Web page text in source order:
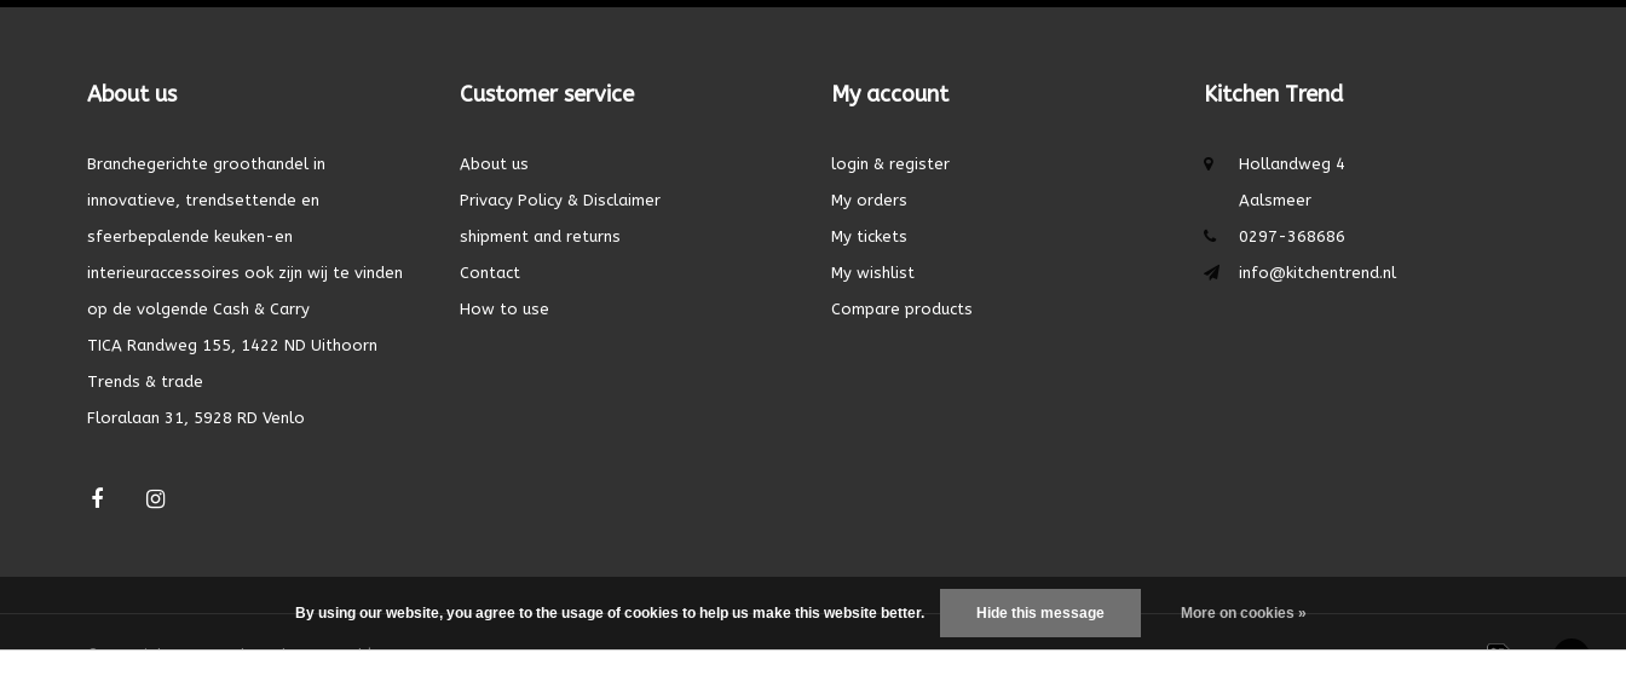
About us
Branchegerichte groothandel in
innovatieve, trendsettende en
sfeerbepalende keuken-en
interieuraccessoires ook zijn wij te vinden
op de volgende Cash & Carry
TICA Randweg 155, 1422 ND Uithoorn
Trends & trade
Floralaan 31, 5928 RD Venlo
Customer service
About us
Privacy Policy & Disclaimer
shipment and returns
Contact
How to use
My account
login & register
My orders
My tickets
My wishlist
Compare products
Kitchen Trend
Hollandweg 4
Aalsmeer
0297-368686
info@kitchentrend.nl
© Copyright 2026 - Theme byDMWS.nl|
By using our website, you agree to the usage of cookies to help us make this website better. Hide this message More on cookies »